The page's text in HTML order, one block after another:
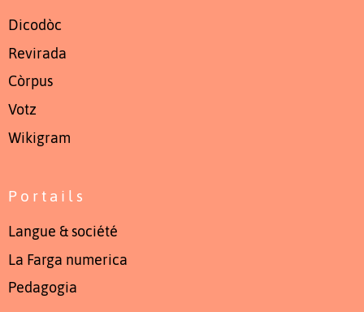
Dicodòc
Revirada
Còrpus
Votz
Wikigram
Portails
Langue & société
La Farga numerica
Pedagogia